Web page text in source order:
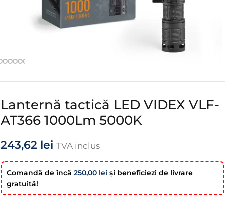
Lanternă tactică LED VIDEX VLF-
AT366 1000Lm 5000K
243,62 lei TVA inclus
Comandă de încă 250,00 lei şi beneficiezi de livrare
gratuită!